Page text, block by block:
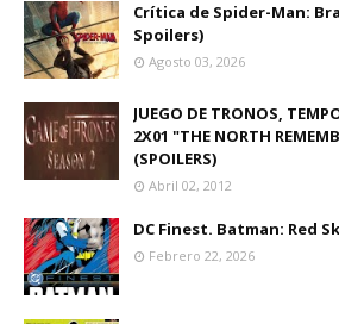
Crítica de Spider-Man:
Spoilers)
Agosto 03, 2026
JUEGO DE TRONOS,
2X01 "THE NORTH
(SPOILERS)
Abril 02, 2012
DC Finest. Batman: Red
Febrero 22, 2026